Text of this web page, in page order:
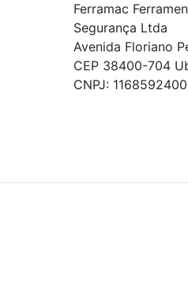
Ferramac
Segurança Ltda
Avenida Floriano
CEP 38400-704
CNPJ: